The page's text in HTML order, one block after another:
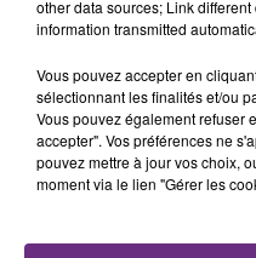
other data sources; Link
information transmitted
Vous pouvez accepter en
sélectionnant les finalités et/ou
Vous pouvez également refuser
accepter". Vos préférences ne
pouvez mettre à jour vos choix,
moment via le lien "Gérer les